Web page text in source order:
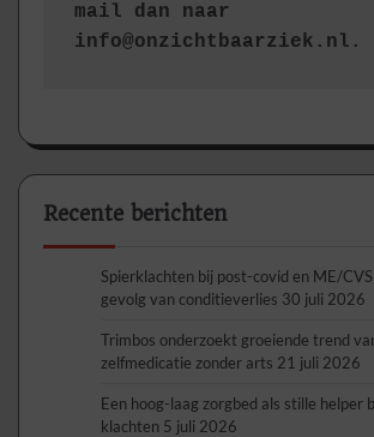
mail dan naar
info@onzichtbaarziek.nl.
Recente berichten
Spierklachten bij post-covid en ME/
gevolg van conditieverlies 30 juli 2026
Trimbos onderzoekt groeiende trend
zelfmedicatie zonder arts 21 juli 2026
Een hoog-laag zorgbed als stille helper
klachten 5 juli 2026